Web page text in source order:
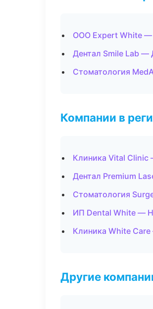
ООО Expert White —
Дентал Smile Lab —
Стоматология
Компании в
Клиника Vital
Дентал Premium
Стоматология
ИП Dental White —
Клиника White
Другие